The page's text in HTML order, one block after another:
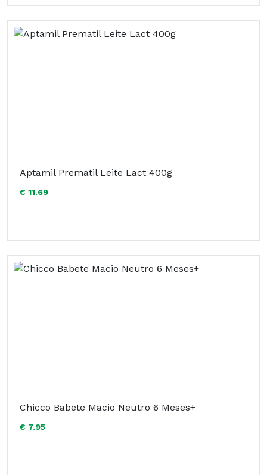
Aptamil Prematil Leite Lact 400g
€ 11.69
Chicco Babete Macio Neutro 6 Meses+
€ 7.95